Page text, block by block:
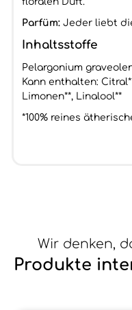
Parfüm: Jeder liebt
Inhaltsstoffe
Pelargonium
Kann enthalten:
Limonen**, Linalool**
*100% reines
Wir denken,
Produkte